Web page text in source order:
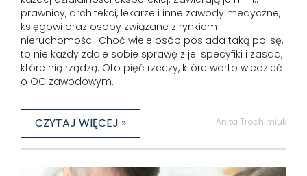
prawnicy, architekci, lekarze i inne zawody medyczne,
księgowi oraz osoby związane z rynkiem
nieruchomości. Choć wiele osób posiada taką polisę,
to nie każdy zdaje sobie sprawę z jej specyfiki i zasad,
które nią rządzą. Oto pięć rzeczy, które warto wiedzieć
o OC zawodowym.
CZYTAJ WIĘCEJ » Anita Trochimiuk